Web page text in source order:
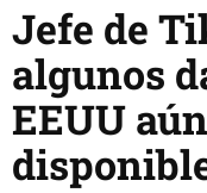
Jefe de
algunos
EEUU